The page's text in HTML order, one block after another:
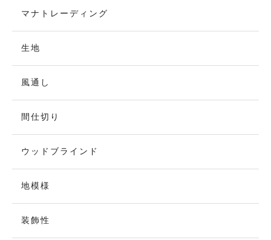
マナトレーディング
生地
風通し
間仕切り
ウッドブラインド
地模様
装飾性